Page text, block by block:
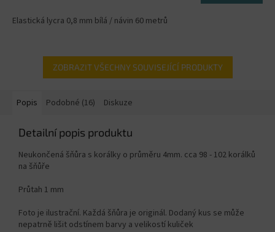
Elastická lycra 0,8 mm bílá / návin 60 metrů
ZOBRAZIT VŠECHNY SOUVISEJÍCÍ PRODUKTY
Popis Podobné (16) Diskuze
Detailní popis produktu
Neukončená šňůra s korálky o průměru 4mm. cca 98 - 102 korálků
na šňůře
Průtah 1 mm
Foto je ilustrační. Každá šňůra je originál. Dodaný kus se může
nepatrně lišit odstínem barvy a velikostí kuliček